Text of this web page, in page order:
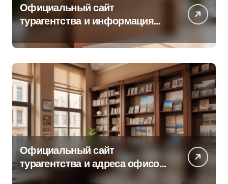
Официальный сайт
турагентства и информация
Официальный сайт
турагентства и адреса офисов
продаж по регионам